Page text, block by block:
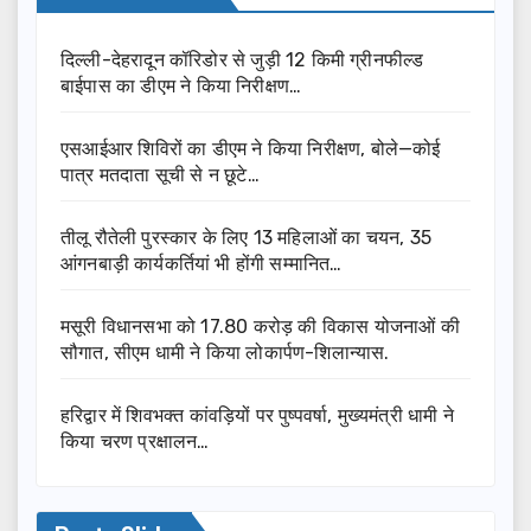
दिल्ली-देहरादून कॉरिडोर से जुड़ी 12 किमी ग्रीनफील्ड
बाईपास का डीएम ने किया निरीक्षण…
एसआईआर शिविरों का डीएम ने किया निरीक्षण, बोले—कोई
पात्र मतदाता सूची से न छूटे…
तीलू रौतेली पुरस्कार के लिए 13 महिलाओं का चयन, 35
आंगनबाड़ी कार्यकर्तियां भी होंगी सम्मानित…
मसूरी विधानसभा को 17.80 करोड़ की विकास योजनाओं की
सौगात, सीएम धामी ने किया लोकार्पण-शिलान्यास.
हरिद्वार में शिवभक्त कांवड़ियों पर पुष्पवर्षा, मुख्यमंत्री धामी ने
किया चरण प्रक्षालन…